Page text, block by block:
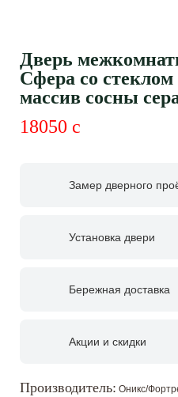
Дверь
Сфера со стеклом
массив сосны
18050 c
Замер дверного
Установка двери
Бережная доставка
Акции и скидки
Производитель: Оникс/